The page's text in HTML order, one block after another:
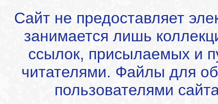
Сайт не предоставляет
занимается лишь
ссылок, присылаемых и
читателями. Файлы для
пользователями